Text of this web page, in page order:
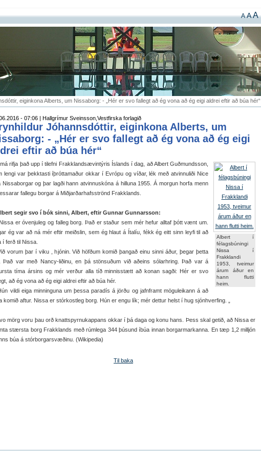
A AA
eiginkona Alberts, um Nissaborg: - „Hér er svo fallegt að ég vona að ég eigi aldrei eftir að búa hér“
- 07:06 | Hallgrímur Sveinsson,Vestfirska forlagið
Jóhannsdóttir, eiginkona Alberts, um
- „Hér er svo fallegt að ég vona að ég eigi
eftir að búa hér“
Albert í
félagsbúningi
Nissa í
Frakklandi
1953, tveimur
árum áður en
hann flutti
heim.
má rifja það upp í tilefni Frakklandsævintýris Íslands í dag, að Albert Guðmundsson,
lengi var þekktasti íþróttamaður okkar í Evrópu og víðar, lék með atvinnuliði Nice
Nissaborgar og þar lagði hann atvinnuskóna á hilluna 1955. Á morgun horfa menn
fallegu borgar á Miðjarðarhafsströnd Frakklands.
segir svo í bók sinni, Albert, eftir Gunnar Gunnarsson:
er óvenjuleg og falleg borg. Það er staður sem mér hefur alltaf þótt vænt um.
ég var að ná mér eftir meiðslin, sem ég hlaut á Ítalíu, fékk ég eitt sinn leyfi til að
í ferð til Nissa.
vorum þar í viku , hjónin. Við höfðum komið þangað einu sinni áður, þegar þetta
Það var með Nancy-liðinu, en þá stönsuðum við aðeins sólarhring. Það var á
tíma ársins og mér verður alla tíð minnisstætt að konan sagði: Hér er svo
að ég vona að ég eigi aldrei eftir að búa hér.
vildi eiga minninguna um þessa paradís á jörðu og jafnframt möguleikann á að
komið aftur. Nissa er stórkostleg borg. Hún er engu lík; mér dettur helst í hug sjónhverfing. „
mörg voru þau orð knattspyrnukappans okkar í þá daga og konu hans. Þess skal getið, að Nissa er
stærsta borg Frakklands með rúmlega 344 þúsund íbúa innan borgarmarkanna. En tæp 1,2 milljón
búa á stórborgarsvæðinu. (Wikipedia)
Til baka